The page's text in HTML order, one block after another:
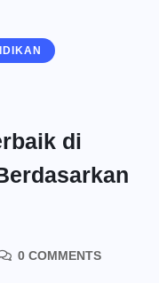
di
0 COMMENTS